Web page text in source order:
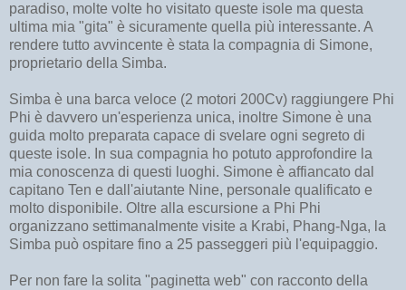
paradiso, molte volte ho visitato queste isole ma questa
ultima mia "gita" è sicuramente quella più interessante. A
rendere tutto avvincente è stata la compagnia di Simone,
proprietario della Simba.
Simba è una barca veloce (2 motori 200Cv) raggiungere Phi
Phi è davvero un'esperienza unica, inoltre Simone è una
guida molto preparata capace di svelare ogni segreto di
queste isole. In sua compagnia ho potuto approfondire la
mia conoscenza di questi luoghi. Simone è affiancato dal
capitano Ten e dall'aiutante Nine, personale qualificato e
molto disponibile. Oltre alla escursione a Phi Phi
organizzano settimanalmente visite a Krabi, Phang-Nga, la
Simba può ospitare fino a 25 passeggeri più l'equipaggio.
Per non fare la solita "paginetta web" con racconto della